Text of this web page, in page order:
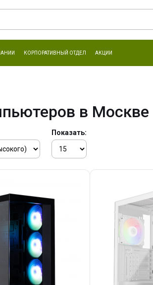
КОРПОРАТИВНЫЙ ОТДЕЛ АКЦИИ
в Москве
Показать: